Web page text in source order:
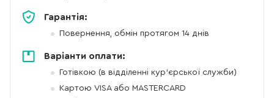
Гарантія:
Повернення, обмін протягом 14 днів
Варіанти оплати:
Готівкою (в відділенні кур'єрської служби)
Картою VISA або MASTERCARD